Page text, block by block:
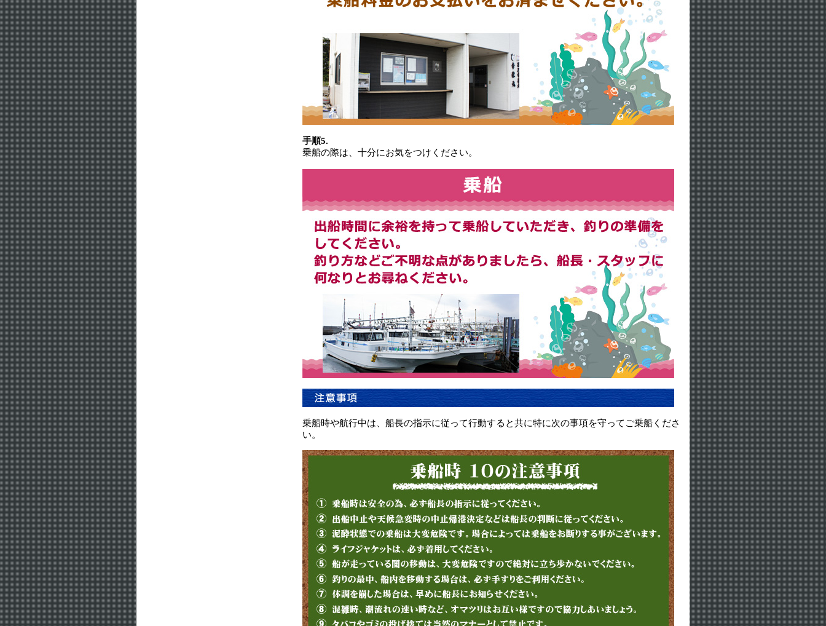
手順5.
乗船の際は、十分にお気をつけください。
乗船時や航行中は、船長の指示に従って行動すると共に特に次の事項を守ってご乗船くださ
い。